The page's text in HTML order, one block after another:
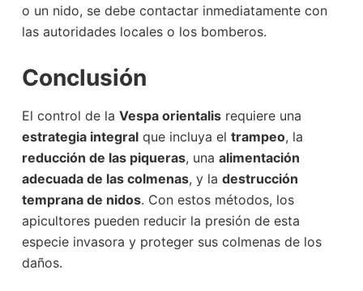
o un nido, se debe contactar inmediatamente con
las autoridades locales o los bomberos.
Conclusión
El control de la Vespa orientalisrequiere una
estrategia integralque incluya el trampeo, la
reducción de las piqueras, una alimentación
adecuada de las colmenas, y la destrucción
temprana de nidos. Con estos métodos, los
apicultores pueden reducir la presión de esta
especie invasora y proteger sus colmenas de los
daños.